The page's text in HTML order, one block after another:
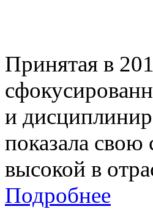
Принятая в
и
показала свою
высокой в
Подробнее